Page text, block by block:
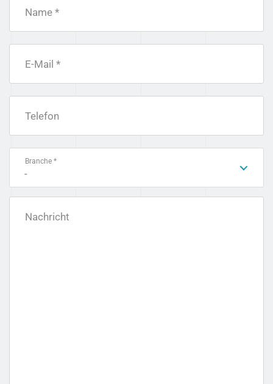
Name *
E-Mail *
Telefon
Branche *
-
Nachricht